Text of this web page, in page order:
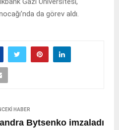
da görev aldı.
HABER
Bytsenko imzaladı